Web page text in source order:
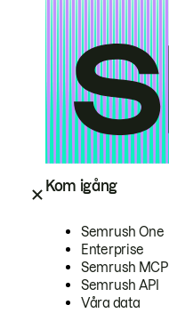
Kom igång
Semrush One
Enterprise
Semrush MCP
Semrush API
Våra data